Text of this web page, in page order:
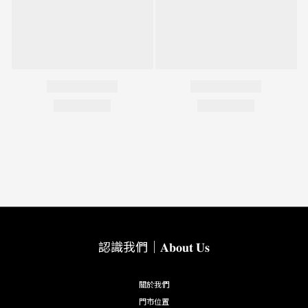
認識我們｜𝐀𝐛𝐨𝐮𝐭 𝐔𝐬
關於我們
門市位置